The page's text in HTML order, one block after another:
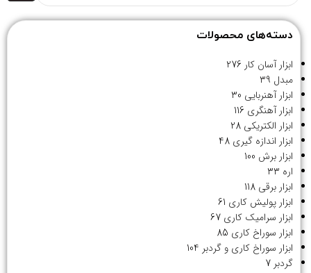
دسته‌های محصولات
ابزار آسان کار 276
مبدل 39
ابزار آهنربایی 30
ابزار آهنگری 116
ابزار الکتریکی 28
ابزار اندازه گیری 48
ابزار برش 100
اره 33
ابزار برقی 118
ابزار پولیش کاری 61
ابزار سرامیک کاری 67
ابزار سوراخ کاری 85
ابزار سوراخ کاری و گردبر 104
گردبر 7